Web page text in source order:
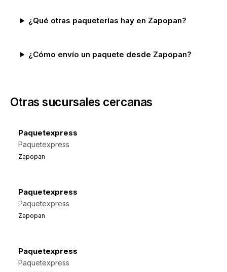
¿Qué otras paqueterías hay en Zapopan?
¿Cómo envío un paquete desde Zapopan?
Otras sucursales cercanas
Paquetexpress
Paquetexpress
Zapopan
Paquetexpress
Paquetexpress
Zapopan
Paquetexpress
Paquetexpress